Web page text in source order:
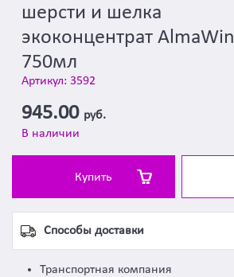
шерсти и шелка
экоконцентрат AlmaWin
750мл
Артикул: 3592
945.00 руб.
В наличии
Купить
Способы доставки
Транспортная компания